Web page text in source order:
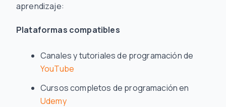
aprendizaje:
Plataformas compatibles
Canales y tutoriales de programación de
YouTube
Cursos completos de programación en
Udemy